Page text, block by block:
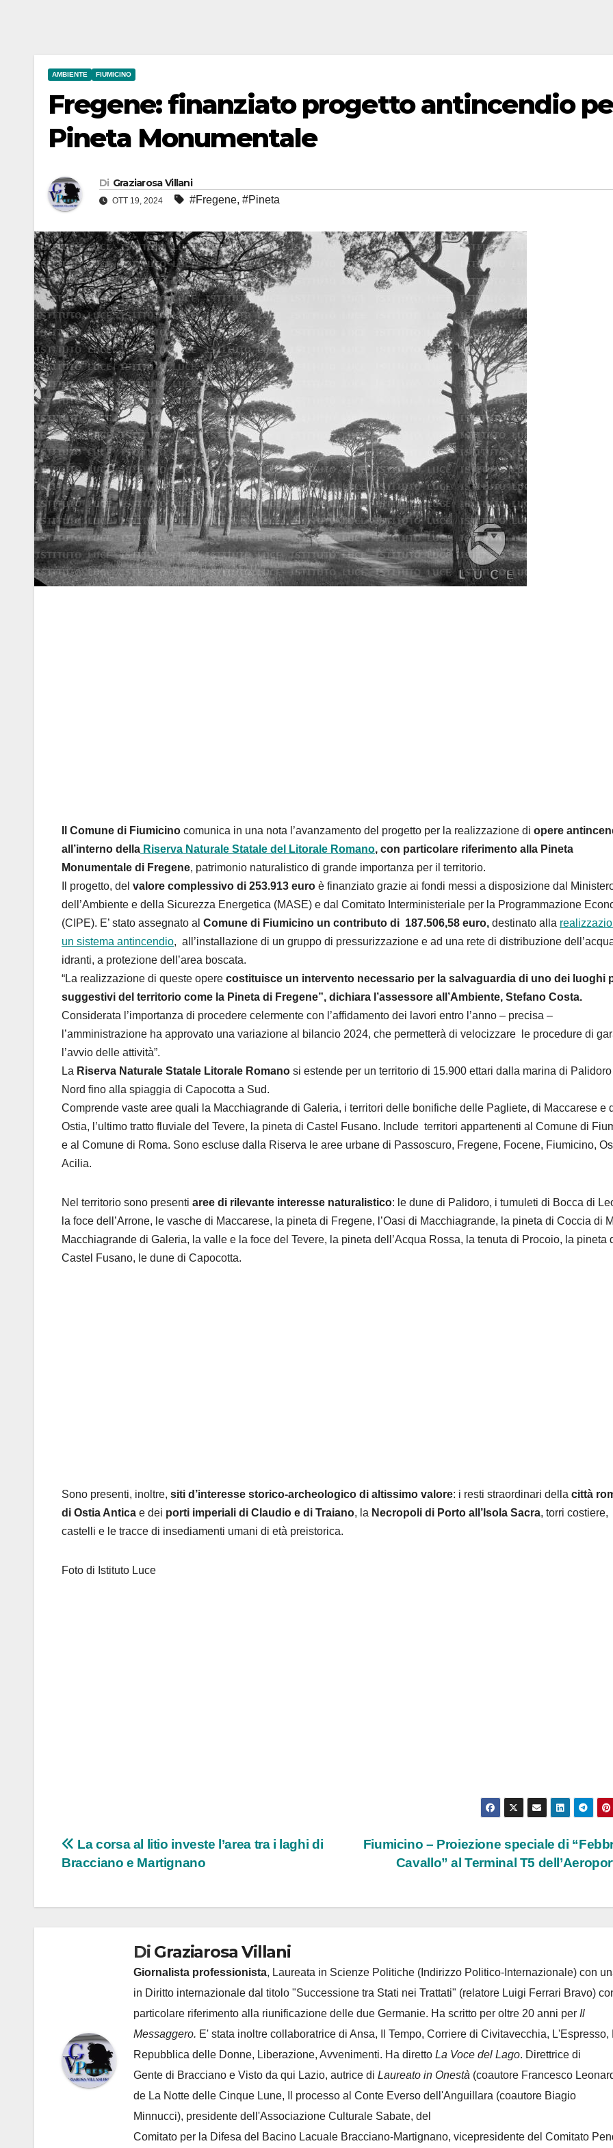
AMBIENTE FIUMICINO
Fregene: finanziato progetto antincendio
Pineta Monumentale
Di Graziarosa Villani
OTT 19, 2024 #Fregene, #Pineta
Il Comune di Fiumicino comunica in una nota l’avanzamento del progetto per la realizzazione di opere
all’interno della Riserva Naturale Statale del Litorale Romano, con particolare riferimento alla Pineta
Monumentale di Fregene, patrimonio naturalistico di grande importanza per il territorio.
Il progetto, del valore complessivo di 253.913 euro è finanziato grazie ai fondi messi a disposizione dal
dell’Ambiente e della Sicurezza Energetica (MASE) e dal Comitato Interministeriale per la Programmazione
(CIPE). E’ stato assegnato al Comune di Fiumicino un contributo di 187.506,58 euro, destinato alla
un sistema antincendio, all’installazione di un gruppo di pressurizzazione e ad una rete di distribuzione
idranti, a protezione dell’area boscata.
“La realizzazione di queste opere costituisce un intervento necessario per la salvaguardia di uno dei luoghi
suggestivi del territorio come la Pineta di Fregene”, dichiara l’assessore all’Ambiente, Stefano Costa.
Considerata l’importanza di procedere celermente con l’affidamento dei lavori entro l’anno – precisa –
l’amministrazione ha approvato una variazione al bilancio 2024, che permetterà di velocizzare le procedure di
l’avvio delle attività”.
La Riserva Naturale Statale Litorale Romano si estende per un territorio di 15.900 ettari dalla marina di Palidoro
Nord fino alla spiaggia di Capocotta a Sud.
Comprende vaste aree quali la Macchiagrande di Galeria, i territori delle bonifiche delle Pagliete, di Maccarese e
Ostia, l’ultimo tratto fluviale del Tevere, la pineta di Castel Fusano. Include territori appartenenti al Comune di
e al Comune di Roma. Sono escluse dalla Riserva le aree urbane di Passoscuro, Fregene, Focene, Fiumicino,
Acilia.
Nel territorio sono presenti aree di rilevante interesse naturalistico: le dune di Palidoro, i tumuleti di Bocca di
la foce dell’Arrone, le vasche di Maccarese, la pineta di Fregene, l’Oasi di Macchiagrande, la pineta di Coccia di
Macchiagrande di Galeria, la valle e la foce del Tevere, la pineta dell’Acqua Rossa, la tenuta di Procoio, la pineta
Castel Fusano, le dune di Capocotta.
Sono presenti, inoltre, siti d’interesse storico-archeologico di altissimo valore: i resti straordinari della città
di Ostia Antica e dei porti imperiali di Claudio e di Traiano, la Necropoli di Porto all’Isola Sacra, torri costiere,
castelli e le tracce di insediamenti umani di età preistorica.
Foto di Istituto Luce
Navigazione
Fiumicino – Proiezione speciale di
Cavallo” al Terminal T5
La corsa al litio investe l’area tra i laghi di
Bracciano e Martignano
Di Graziarosa Villani
Giornalista professionista, Laureata in Scienze Politiche (Indirizzo Politico-Internazionale) con
in Diritto internazionale dal titolo "Successione tra Stati nei Trattati" (relatore Luigi Ferrari Bravo)
particolare riferimento alla riunificazione delle due Germanie. Ha scritto per oltre 20 anni per Il
Messaggero. E' stata inoltre collaboratrice di Ansa, Il Tempo, Corriere di Civitavecchia, L'Espresso,
Repubblica delle Donne, Liberazione, Avvenimenti. Ha diretto La Voce del Lago. Direttrice di
Gente di Bracciano e Visto da qui Lazio, autrice di Laureato in Onestà (coautore Francesco
de La Notte delle Cinque Lune, Il processo al Conte Everso dell'Anguillara (coautore Biagio
Minnucci), presidente dell'Associazione Culturale Sabate, del
Comitato per la Difesa del Bacino Lacuale Bracciano-Martignano, vicepresidente del Comitato